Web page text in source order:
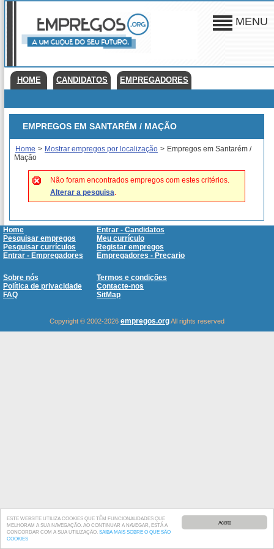
Aceito
ESTE WEBSITE UTILIZA COOKIES QUE TÊM FUNCIONALIDADES QUE
MELHORAM A SUA NAVEGAÇÃO. AO CONTINUAR A NAVEGAR, ESTÁ A
CONCORDAR COM A SUA UTILIZAÇÃO. SAIBA MAIS SOBRE O QUE SÃO
COOKIES
MENU
HOME CANDIDATOS EMPREGADORES
EMPREGOS EM SANTARÉM / MAÇÃO
Home > Mostrar empregos por localização > Empregos em Santarém /
Mação
Não foram encontrados empregos com estes critérios.
Alterar a pesquisa.
Home
Entrar - Candidatos
Pesquisar empregos
Meu currículo
Pesquisar currículos
Registar empregos
Entrar - Empregadores
Empregadores - Preçario
Sobre nós
Termos e condições
Política de privacidade
Contacte-nos
FAQ
SitMap
Copyright © 2002-2026 empregos.orgAll rights reserved